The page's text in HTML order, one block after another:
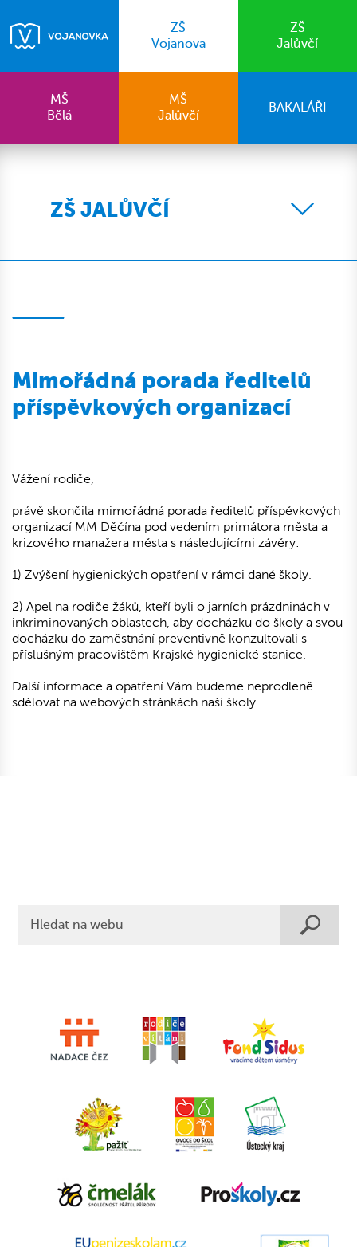
ZŠ
Vojanova
ZŠ
Jalůvčí
MŠ
Bělá
MŠ
Jalůvčí
BAKALÁŘI
ZŠ JALŮVČÍ
Mimořádná porada ředitelů
příspěvkových organizací
Vážení rodiče,
právě skončila mimořádná porada ředitelů příspěvkových
organizací MM Děčína pod vedením primátora města a
krizového manažera města s následujícími závěry:
1) Zvýšení hygienických opatření v rámci dané školy.
2) Apel na rodiče žáků, kteří byli o jarních prázdninách v
inkriminovaných oblastech, aby docházku do školy a svou
docházku do zaměstnání preventivně konzultovali s
příslušným pracovištěm Krajské hygienické stanice.
Další informace a opatření Vám budeme neprodleně
sdělovat na webových stránkách naší školy.